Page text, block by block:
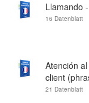
Llamando
16 Datenblatt
Atención
client
21 Datenblatt